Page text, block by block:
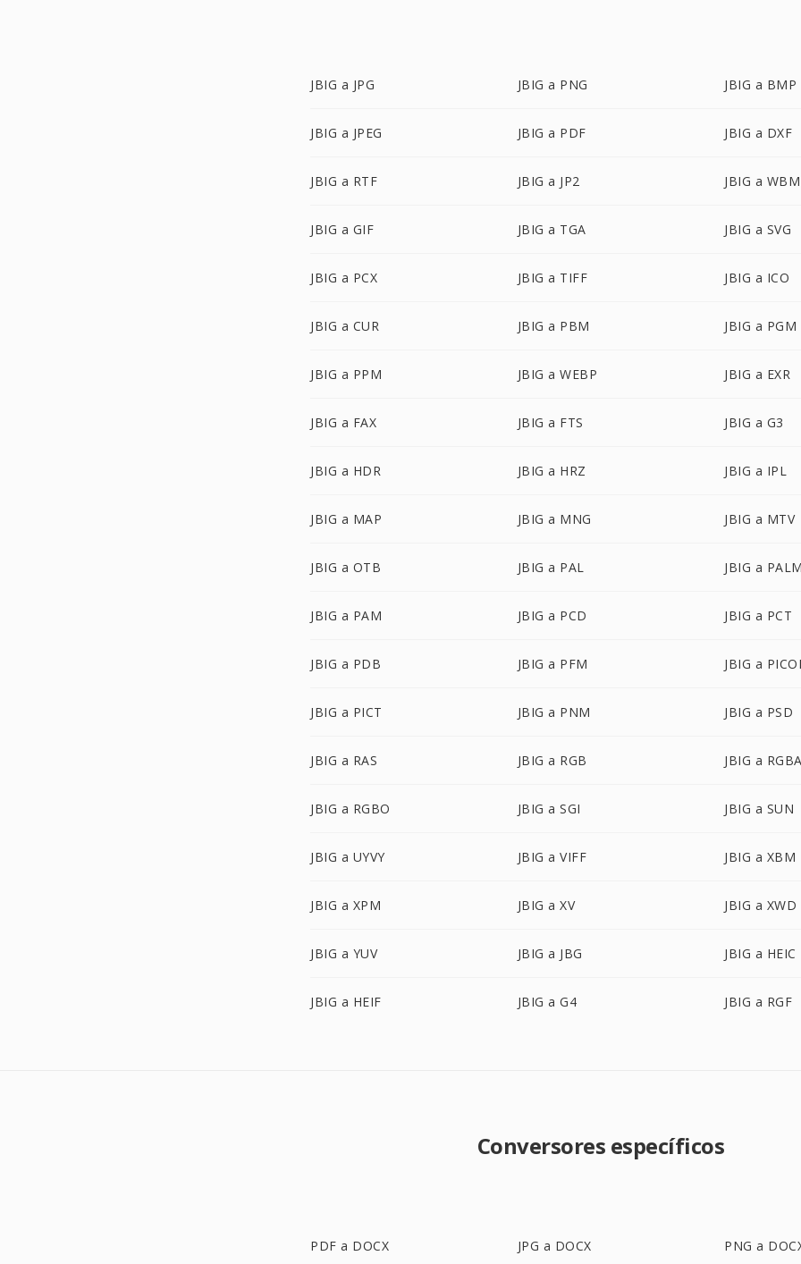
JBIG a JPG JBIG a PNG JBIG a BMP
JBIG a JPEG JBIG a PDF JBIG a DXF
JBIG a RTF JBIG a JP2 JBIG a
JBIG a GIF JBIG a TGA JBIG a SVG
JBIG a PCX JBIG a TIFF JBIG a ICO
JBIG a CUR JBIG a PBM JBIG a PGM
JBIG a PPM JBIG a WEBP JBIG a EXR
JBIG a FAX JBIG a FTS JBIG a G3
JBIG a HDR JBIG a HRZ JBIG a IPL
JBIG a MAP JBIG a MNG JBIG a MTV
JBIG a OTB JBIG a PAL JBIG a
JBIG a PAM JBIG a PCD JBIG a PCT
JBIG a PDB JBIG a PFM JBIG a
JBIG a PICT JBIG a PNM JBIG a PSD
JBIG a RAS JBIG a RGB JBIG a
JBIG a RGBO JBIG a SGI JBIG a SUN
JBIG a UYVY JBIG a VIFF JBIG a XBM
JBIG a XPM JBIG a XV JBIG a XWD
JBIG a YUV JBIG a JBG JBIG a HEIC
JBIG a HEIF JBIG a G4 JBIG a RGF
Conversores específicos
PDF a DOCX JPG a DOCX PNG a